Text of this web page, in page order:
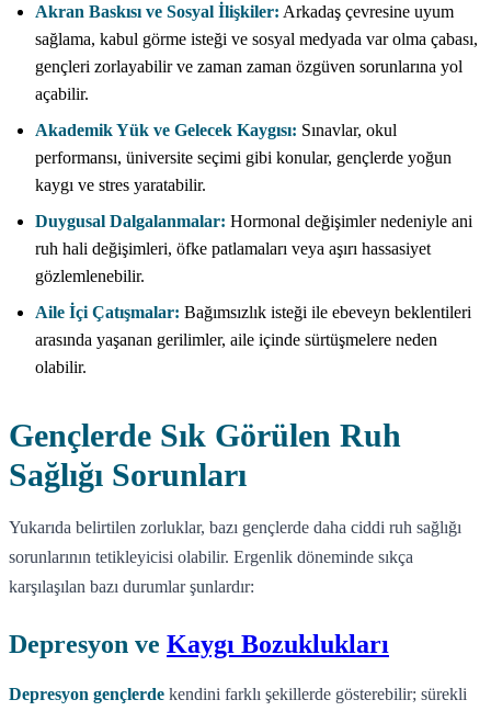
Akran Baskısı ve Sosyal İlişkiler: Arkadaş çevresine uyum
sağlama, kabul görme isteği ve sosyal medyada var olma çabası,
gençleri zorlayabilir ve zaman zaman özgüven sorunlarına yol
açabilir.
Akademik Yük ve Gelecek Kaygısı: Sınavlar, okul
performansı, üniversite seçimi gibi konular, gençlerde yoğun
kaygı ve stres yaratabilir.
Duygusal Dalgalanmalar: Hormonal değişimler nedeniyle ani
ruh hali değişimleri, öfke patlamaları veya aşırı hassasiyet
gözlemlenebilir.
Aile İçi Çatışmalar: Bağımsızlık isteği ile ebeveyn beklentileri
arasında yaşanan gerilimler, aile içinde sürtüşmelere neden
olabilir.
Gençlerde Sık Görülen Ruh
Sağlığı Sorunları
Yukarıda belirtilen zorluklar, bazı gençlerde daha ciddi ruh sağlığı
sorunlarının tetikleyicisi olabilir. Ergenlik döneminde sıkça
karşılaşılan bazı durumlar şunlardır:
Depresyon ve Kaygı Bozuklukları
Depresyon gençlerde kendini farklı şekillerde gösterebilir; sürekli